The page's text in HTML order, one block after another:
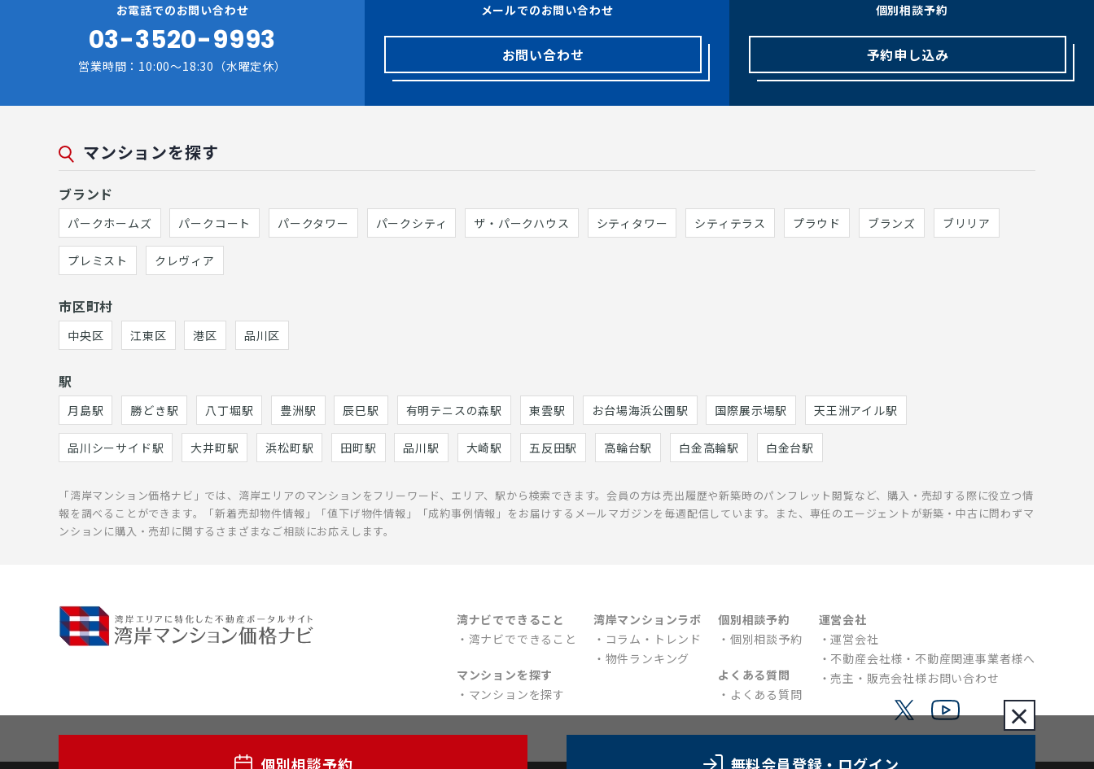
個別相談予約 無料会員登録 ・ログイン
×
お電話でのお問い合わせ
03-3520-9993
営業時間：10:00～18:30（水曜定休）
メールでのお問い合わせ
お問い合わせ
個別相談予約
予約申し込み
マンションを探す
ブランド
パークホームズ パークコート パークタワー パークシティ ザ・パークハウス シティタワー シティテラス プラウド ブランズ ブリリア
プレミスト クレヴィア
市区町村
中央区 江東区 港区 品川区
駅
月島駅 勝どき駅 八丁堀駅 豊洲駅 辰巳駅 有明テニスの森駅 東雲駅 お台場海浜公園駅 国際展示場駅 天王洲アイル駅
品川シーサイド駅 大井町駅 浜松町駅 田町駅 品川駅 大崎駅 五反田駅 高輪台駅 白金高輪駅 白金台駅
「湾岸マンション価格ナビ」では、湾岸エリアのマンションをフリーワード、エリア、駅から検索できます。会員の方は売出履歴や新築時のパンフレット閲覧など、購入・売却する際に役立つ情
報を調べることができます。「新着売却物件情報」「値下げ物件情報」「成約事例情報」をお届けするメールマガジンを毎週配信しています。また、専任のエージェントが新築・中古に問わずマ
ンションに購入・売却に関するさまざまなご相談にお応えします。
湾ナビでできること
湾ナビでできること
マンションを探す
マンションを探す
湾岸マンションラボ
コラム・トレンド
物件ランキング
個別相談予約
個別相談予約
よくある質問
よくある質問
運営会社
運営会社
不動産会社様・不動産関連事業者様へ
売主・販売会社様お問い合わせ